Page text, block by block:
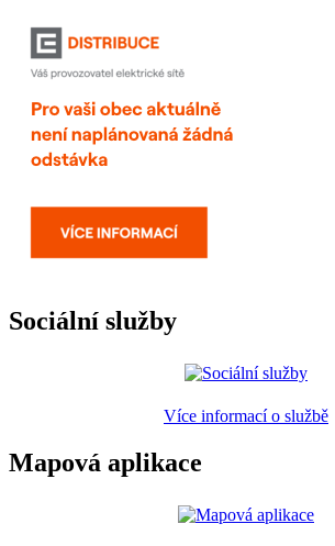
Sociální služby
Více informací o službě
Mapová aplikace